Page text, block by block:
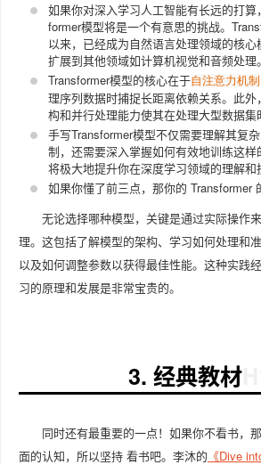
如果你对深入学习人工智能有长远的打算
former模型将是一个有意思的挑战。
以来，已经成为自然语言处理领域的核
扩展到其他领域如计算机视觉和音频处理。
Transformer模型的核心在于自注意力机制
理序列数据时捕捉长距离依赖关系。此外
构和并行处理能力使其在处理大型数据集
手写Transformer模型不仅需要理解其复
制，还需要深入掌握如何有效地训练这
将极大地提升你在深度学习领域的理解和
如果你懂了前三点，那你的 Transformer
无论选择哪种模型，关键是通过实际操作
理。这包括了解模型的架构、学习如何处理和
以及如何调整参数以获得最佳性能。这种实践
习的原理和发展是非常宝贵的。
3. 经典教材
同时还有最重要的一点！如果你不看书，
面的认知，所以坚持 看书吧。李沐的 《Dive